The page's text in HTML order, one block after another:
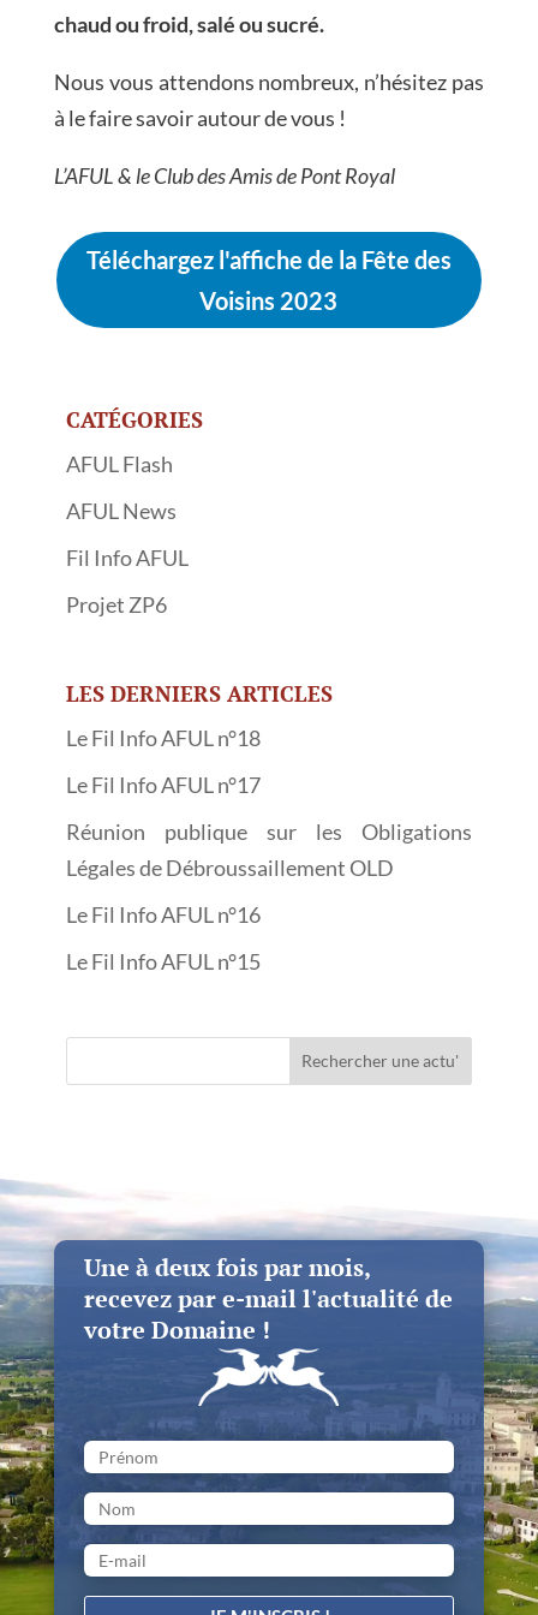
chaud ou froid, salé ou sucré.
Nous vous attendons nombreux, n’hésitez pas
à le faire savoir autour de vous !
L’AFUL & le Club des Amis de Pont Royal
Téléchargez l'affiche de la Fête des
Voisins 2023
CATÉGORIES
AFUL Flash
AFUL News
Fil Info AFUL
Projet ZP6
LES DERNIERS ARTICLES
Le Fil Info AFUL n°18
Le Fil Info AFUL n°17
Réunion publique sur les Obligations
Légales de Débroussaillement OLD
Le Fil Info AFUL n°16
Le Fil Info AFUL n°15
Rechercher une actu'
Une à deux fois par mois,
recevez par e-mail l'actualité de
votre Domaine !